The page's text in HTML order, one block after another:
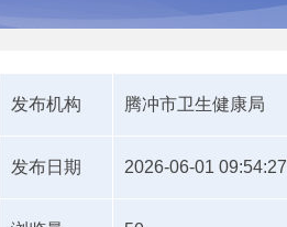
发布机构 腾冲市卫生健康局
发布日期 2026-06-01 09:54:27